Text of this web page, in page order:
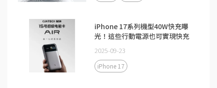
iPhone 17系列機型40W快充曝
光！這些行動電源也可實現快充
2025-09-23
iPhone 17